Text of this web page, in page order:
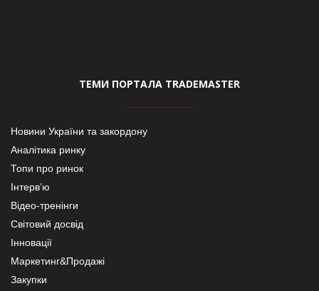
ТЕМИ ПОРТАЛА TRADEMASTER
Новини України та закордону
Аналітика ринку
Топи про ринок
Інтерв’ю
Відео-тренінги
Світовий досвід
Інновації
Маркетинг&Продажі
Закупки